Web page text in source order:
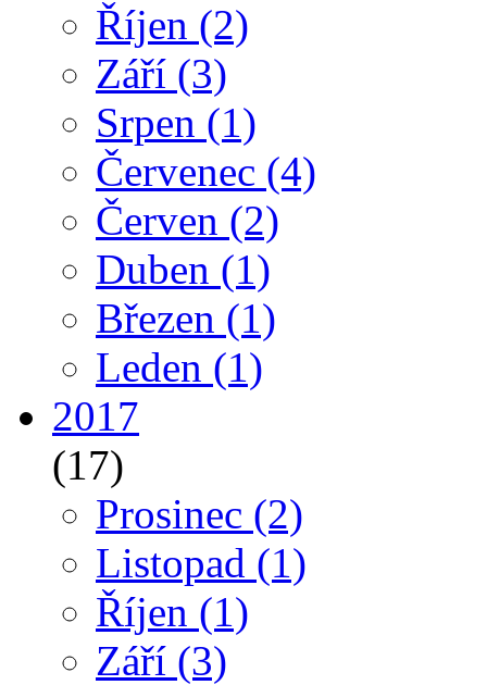
Říjen (2)
Září (3)
Srpen (1)
Červenec (4)
Červen (2)
Duben (1)
Březen (1)
Leden (1)
2017
(17)
Prosinec (2)
Listopad (1)
Říjen (1)
Září (3)